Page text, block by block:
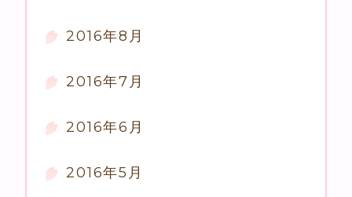
2016年8月
2016年7月
2016年6月
2016年5月